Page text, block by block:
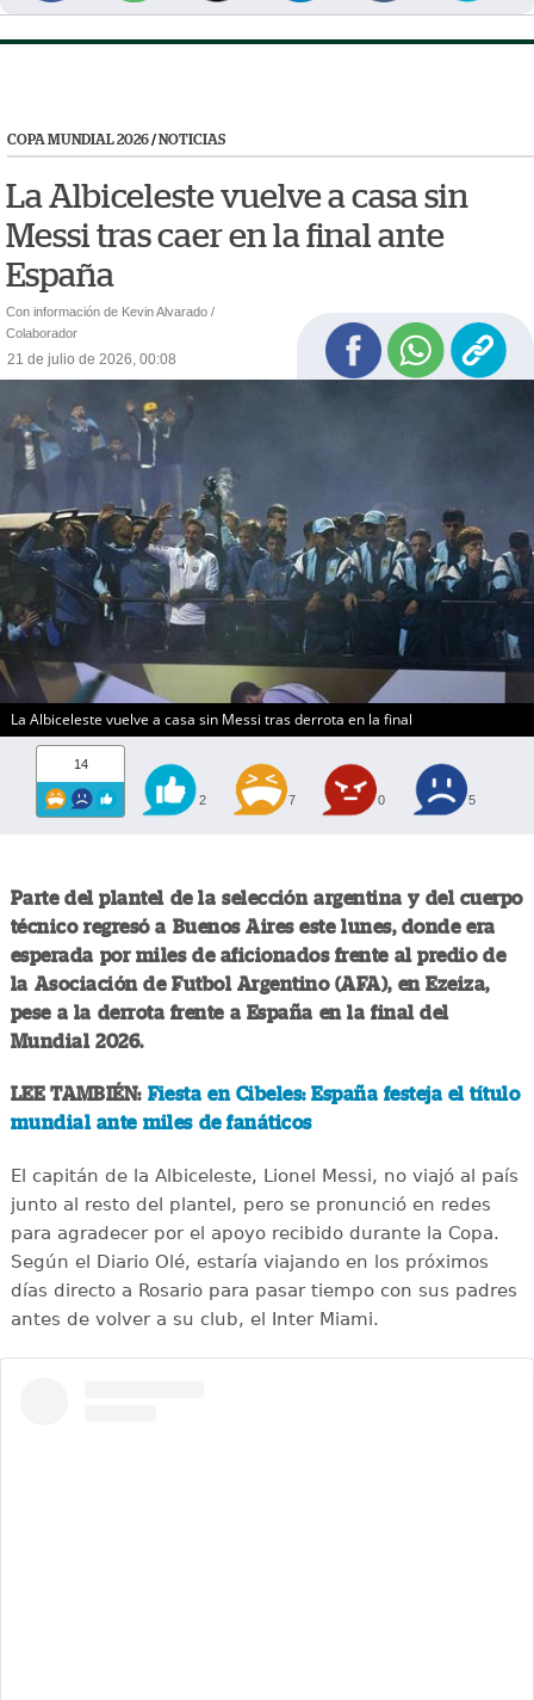
COPA MUNDIAL 2026/NOTICIAS
La Albiceleste vuelve a casa sin
Messi tras caer en la final ante
España
Con información de Kevin Alvarado /
Colaborador
21 de julio de 2026, 00:08
La Albiceleste vuelve a casa sin Messi tras derrota en la final
14
2 7 0 5
Parte del plantel de la selección argentina y del cuerpo
técnico regresó a Buenos Aires este lunes, donde era
esperada por miles de aficionados frente al predio de
la Asociación de Futbol Argentino (AFA), en Ezeiza,
pese a la derrota frente a España en la final del
Mundial 2026.
LEE TAMBIÉN: Fiesta en Cibeles: España festeja el título
mundial ante miles de fanáticos
El capitán de la Albiceleste, Lionel Messi, no viajó al país
junto al resto del plantel, pero se pronunció en redes
para agradecer por el apoyo recibido durante la Copa.
Según el Diario Olé, estaría viajando en los próximos
días directo a Rosario para pasar tiempo con sus padres
antes de volver a su club, el Inter Miami.